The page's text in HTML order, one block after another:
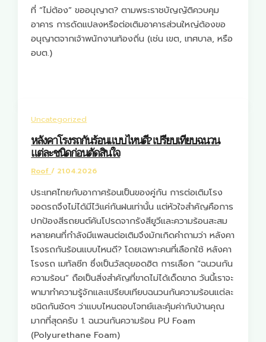
ที่ “ไม่ต้อง” ขออนุญาต? ตามพระราชบัญญัติควบคุม
อาคาร การดัดแปลงหรือต่อเติมอาคารส่วนใหญ่ต้องขอ
อนุญาตจากเจ้าพนักงานท้องถิ่น (เช่น เขต, เทศบาล, หรือ
อบต.)
Uncategorized
หลังคาโรงรถกันร้อนแบบไหนดี? เปรียบเทียบฉนวน
แต่ละชนิดก่อนตัดสินใจ
Roof/ 21.04.2026
ประเทศไทยกับอากาศร้อนเป็นของคู่กัน การต่อเติมโรง
จอดรถจึงไม่ได้มีไว้แค่กันฝนเท่านั้น แต่หัวใจสำคัญคือการ
ปกป้องสีรถยนต์คันโปรดจากรังสียูวีและความร้อนสะสม
หลายคนที่กำลังมีแพลนต่อเติมจึงมักเกิดคำถามว่า หลังคา
โรงรถกันร้อนแบบไหนดี? โดยเฉพาะคนที่เลือกใช้ หลังคา
โรงรถ เมทัลชีท ซึ่งเป็นวัสดุยอดฮิต การเลือก “ฉนวนกัน
ความร้อน” ถือเป็นสิ่งสำคัญที่ขาดไม่ได้เด็ดขาด วันนี้เราจะ
พามาทำความรู้จักและเปรียบเทียบฉนวนกันความร้อนแต่ละ
ชนิดกันชัดๆ ว่าแบบไหนตอบโจทย์และคุ้มค่ากับบ้านคุณ
มากที่สุดครับ 1. ฉนวนกันความร้อน PU Foam
(Polyurethane Foam)